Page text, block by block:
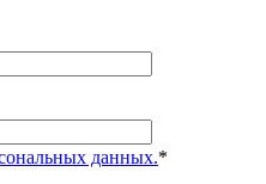
данных.*